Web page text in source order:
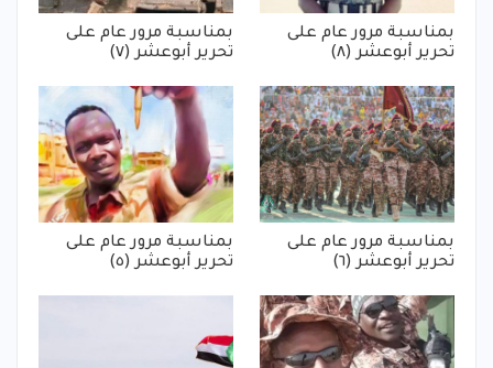
بمناسبة مرور عام على
تحرير أبوعشر (٨)
بمناسبة مرور عام على
تحرير أبوعشر (٧)
بمناسبة مرور عام على
تحرير أبوعشر (٦)
بمناسبة مرور عام على
تحرير أبوعشر (٥)